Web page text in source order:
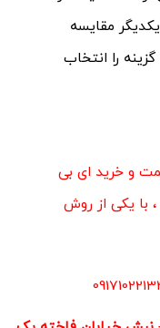
مقایسه
را انتخاب
و خرید ای بی
، با یکی از روش